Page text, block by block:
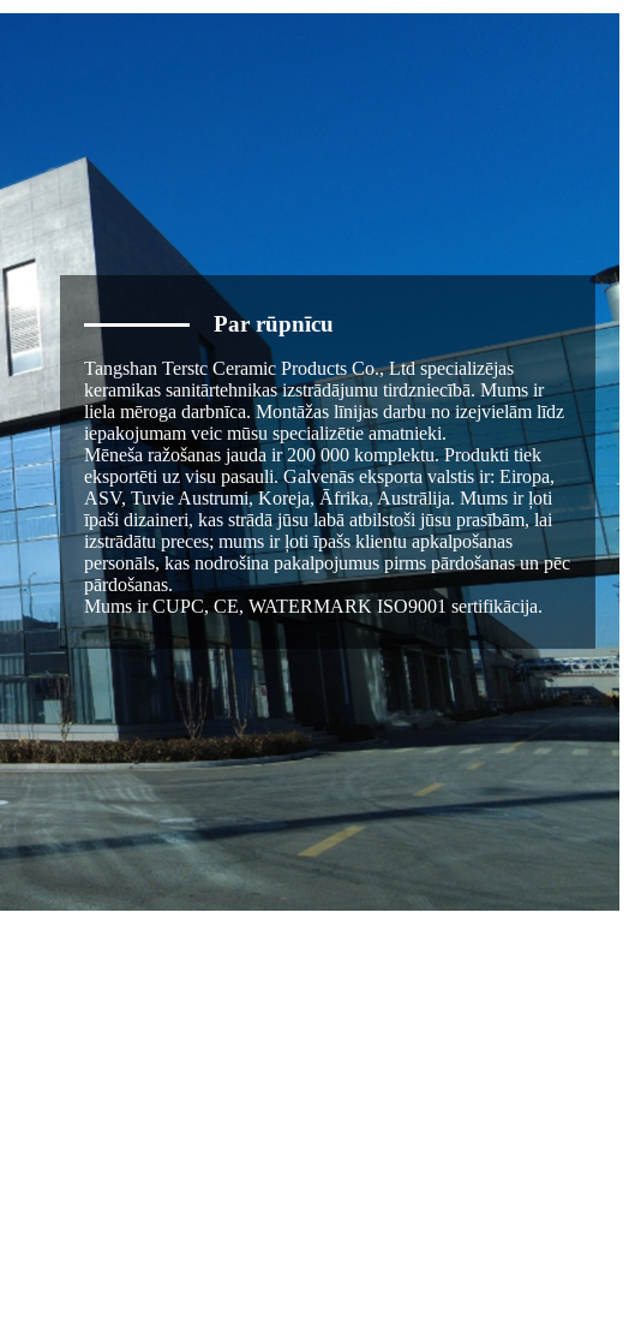
Par rūpnīcu
Tangshan Terstc Ceramic Products Co., Ltd specializējas
keramikas sanitārtehnikas izstrādājumu tirdzniecībā. Mums ir
liela mēroga darbnīca. Montāžas līnijas darbu no izejvielām līdz
iepakojumam veic mūsu specializētie amatnieki.
Mēneša ražošanas jauda ir 200 000 komplektu. Produkti tiek
eksportēti uz visu pasauli. Galvenās eksporta valstis ir: Eiropa,
ASV, Tuvie Austrumi, Koreja, Āfrika, Austrālija. Mums ir ļoti
īpaši dizaineri, kas strādā jūsu labā atbilstoši jūsu prasībām, lai
izstrādātu preces; mums ir ļoti īpašs klientu apkalpošanas
personāls, kas nodrošina pakalpojumus pirms pārdošanas un pēc
pārdošanas.
Mums ir CUPC, CE, WATERMARK ISO9001 sertifikācija.